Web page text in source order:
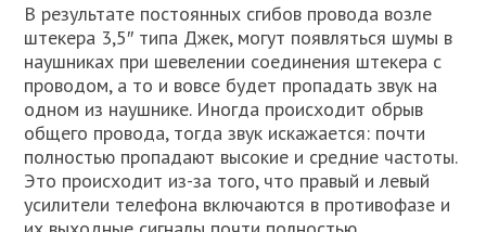
В результате постоянных сгибов провода возле
штекера 3,5″ типа Джек, могут появляться шумы в
наушниках при шевелении соединения штекера с
проводом, а то и вовсе будет пропадать звук на
одном из наушнике. Иногда происходит обрыв
общего провода, тогда звук искажается: почти
полностью пропадают высокие и средние частоты.
Это происходит из-за того, что правый и левый
усилители телефона включаются в противофазе и